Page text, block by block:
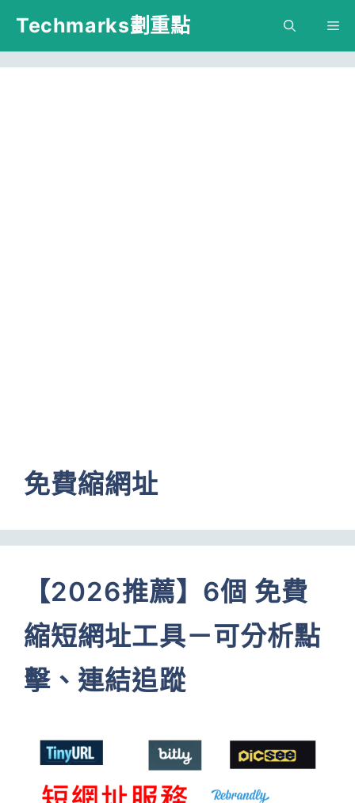
跳
主
Techmarks劃重點
免費縮網址
【2026推薦】6個 免費
縮短網址工具－可分析點
擊、連結追蹤